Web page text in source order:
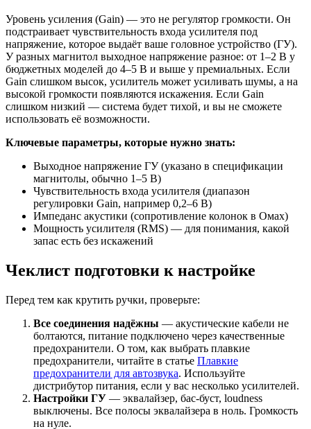
Уровень усиления (Gain) — это не регулятор громкости. Он
подстраивает чувствительность входа усилителя под
напряжение, которое выдаёт ваше головное устройство (ГУ).
У разных магнитол выходное напряжение разное: от 1–2 В у
бюджетных моделей до 4–5 В и выше у премиальных. Если
Gain слишком высок, усилитель может усиливать шумы, а на
высокой громкости появляются искажения. Если Gain
слишком низкий — система будет тихой, и вы не сможете
использовать её возможности.
Ключевые параметры, которые нужно знать:
Выходное напряжение ГУ (указано в спецификации
магнитолы, обычно 1–5 В)
Чувствительность входа усилителя (диапазон
регулировки Gain, например 0,2–6 В)
Импеданс акустики (сопротивление колонок в Омах)
Мощность усилителя (RMS) — для понимания, какой
запас есть без искажений
Чеклист подготовки к настройке
Перед тем как крутить ручки, проверьте:
Все соединения надёжны — акустические кабели не
болтаются, питание подключено через качественные
предохранители. О том, как выбрать плавкие
предохранители, читайте в статье Плавкие
предохранители для автозвука. Используйте
дистрибутор питания, если у вас несколько усилителей.
Настройки ГУ — эквалайзер, бас-буст, loudness
выключены. Все полосы эквалайзера в ноль. Громкость
на нуле.